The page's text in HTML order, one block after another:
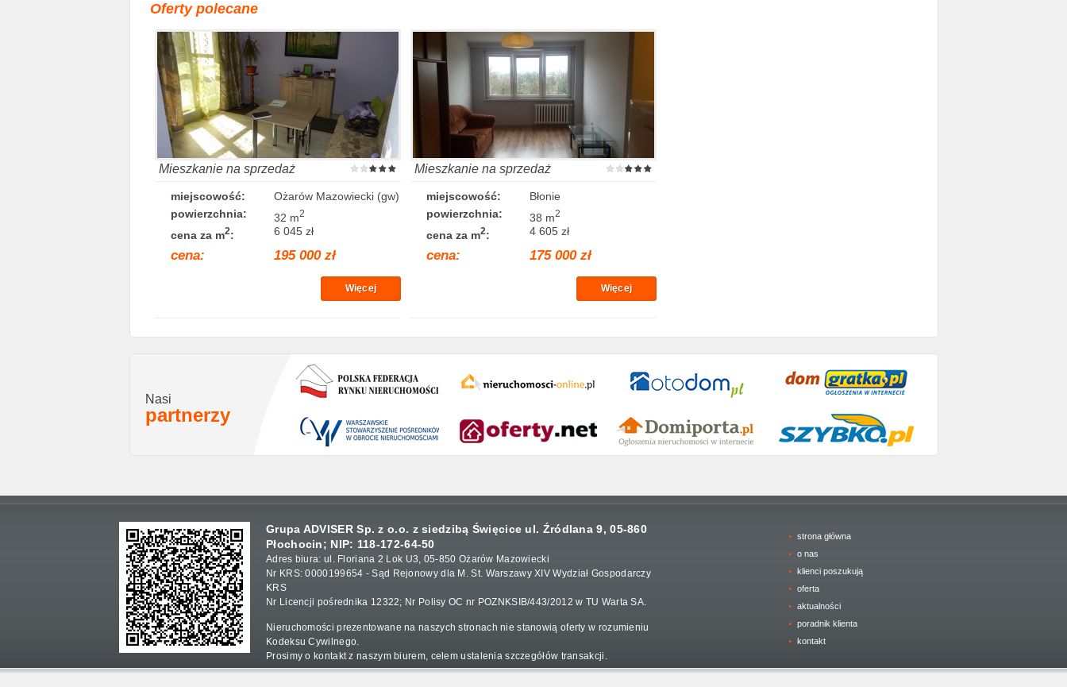
Oferty polecane
Mieszkanie na sprzedaż
miejscowość:
Ożarów Mazowiecki (gw)
powierzchnia:
32 m2
cena za m2: 6 045 zł
cena: 195 000 zł
Więcej
Mieszkanie na sprzedaż
miejscowość:
Błonie
powierzchnia:
38 m2
cena za m2: 4 605 zł
cena: 175 000 zł
Więcej
Nasi
partnerzy
Grupa ADVISER Sp. z o.o. z siedzibą Święcice ul. Źródlana 9, 05-860
Płochocin; NIP: 118-172-64-50
Adres biura: ul. Floriana 2 Lok U3, 05-850 Ożarów Mazowiecki
Nr KRS: 0000199654 - Sąd Rejonowy dla M. St. Warszawy XIV Wydział Gospodarczy
KRS
Nr Licencji pośrednika 12322; Nr Polisy OC nr POZNKSIB/443/2012 w TU Warta SA.
Nieruchomości prezentowane na naszych stronach nie stanowią oferty w rozumieniu
Kodeksu Cywilnego.
Prosimy o kontakt z naszym biurem, celem ustalenia szczegółów transakcji.
strona główna
o nas
klienci poszukują
oferta
aktualności
poradnik klienta
kontakt